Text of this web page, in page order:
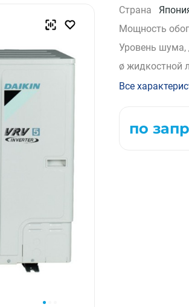
Напольно-потолочные кондиционеры
Колонные кондиционеры
Кондиционеры без наружного блока
Компрессорно-конденсаторные блоки
Крышные кондиционеры
Чиллеры
Расходные материалы монтажа
Вакансии
Страна
Мощность
Уровень шума,
ø жидкостной
Все
по